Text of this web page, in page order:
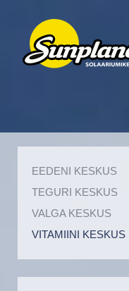
EEDENI KESKUS
TEGURI KESKUS
VALGA KESKUS
VITAMIINI KESKUS